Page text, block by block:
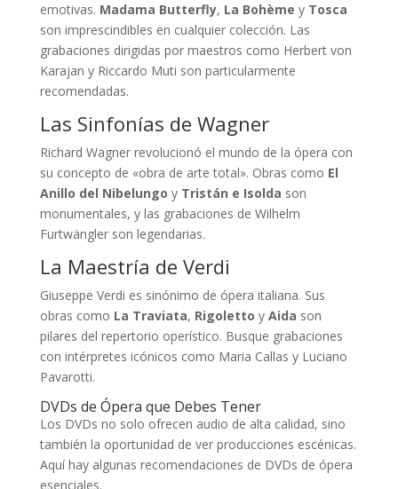
emotivas. Madama Butterfly, La Bohème y Tosca
son imprescindibles en cualquier colección. Las
grabaciones dirigidas por maestros como Herbert von
Karajan y Riccardo Muti son particularmente
recomendadas.
Las Sinfonías de Wagner
Richard Wagner revolucionó el mundo de la ópera con
su concepto de «obra de arte total». Obras como El
Anillo del Nibelungo y Tristán e Isolda son
monumentales, y las grabaciones de Wilhelm
Furtwängler son legendarias.
La Maestría de Verdi
Giuseppe Verdi es sinónimo de ópera italiana. Sus
obras como La Traviata, Rigoletto y Aida son
pilares del repertorio operístico. Busque grabaciones
con intérpretes icónicos como Maria Callas y Luciano
Pavarotti.
DVDs de Ópera que Debes Tener
Los DVDs no solo ofrecen audio de alta calidad, sino
también la oportunidad de ver producciones escénicas.
Aquí hay algunas recomendaciones de DVDs de ópera
esenciales.